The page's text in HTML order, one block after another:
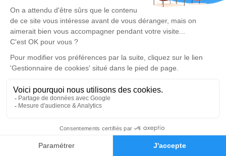
Faire-part Hommages
Un service de plantation d’arbre hommage est
disponible ici.
Cérémonie civile
mercredi 01 septembre 2021 à 11h00
Cimetière de Sens
89100 Sens